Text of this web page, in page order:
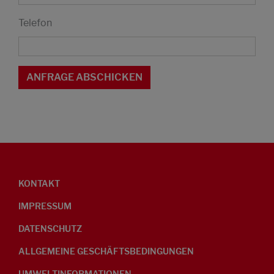
Telefon
KONTAKT
IMPRESSUM
DATENSCHUTZ
ALLGEMEINE GESCHÄFTSBEDINGUNGEN